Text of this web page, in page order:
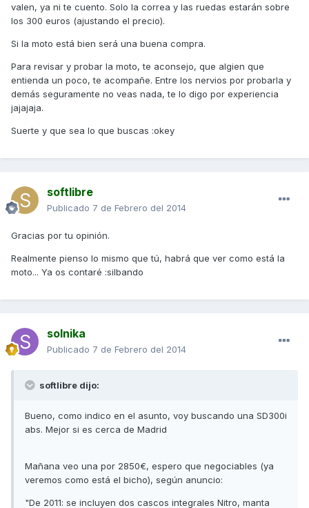
valen, ya ni te cuento. Solo la correa y las ruedas estarán sobre
los 300 euros (ajustando el precio).
Si la moto está bien será una buena compra.
Para revisar y probar la moto, te aconsejo, que algien que
entienda un poco, te acompañe. Entre los nervios por probarla y
demás seguramente no veas nada, te lo digo por experiencia
jajajaja.
Suerte y que sea lo que buscas :okey
softlibre
Publicado 7 de Febrero del 2014
Gracias por tu opinión.
Realmente pienso lo mismo que tú, habrá que ver como está la
moto... Ya os contaré :silbando
solnika
Publicado 7 de Febrero del 2014
softlibre dijo:
Bueno, como indico en el asunto, voy buscando una SD300i
abs. Mejor si es cerca de Madrid
Mañana veo una por 2850€, espero que negociables (ya
veremos como está el bicho), según anuncio:
"De 2011: se incluyen dos cascos integrales Nitro, manta